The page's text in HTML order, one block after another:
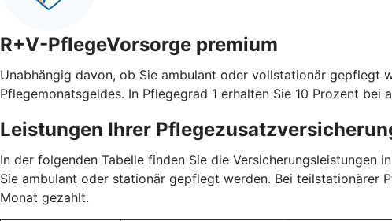
R+V-PflegeVorsorge premium
Unabhängig davon, ob Sie ambulant oder vollstationär gepflegt
Pflegemonatsgeldes. In Pflegegrad 1 erhalten Sie 10 Prozent
Leistungen Ihrer
In der folgenden Tabelle finden Sie die
Sie ambulant oder stationär gepflegt werden. Bei teilstationärer
Monat gezahlt.